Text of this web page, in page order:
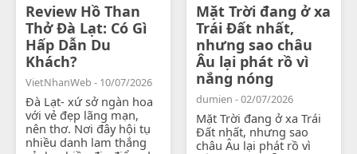
Review Hồ Than
Thở Đà Lạt: Có Gì
Hấp Dẫn Du
Khách?
VietNhanWeb - 10/07/2026
Đà Lạt- xứ sở ngàn hoa
với vẻ đẹp lãng mạn,
nên thơ. Nơi đây hội tụ
nhiều danh lam thắng
Mặt Trời đang ở xa
Trái Đất nhất,
nhưng sao châu
Âu lại phát rồ vì
nắng nóng
dumien - 02/07/2026
Mặt Trời đang ở xa Trái
Đất nhất, nhưng sao
châu Âu lại phát rồ vì